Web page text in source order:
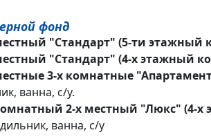
фонд
"Стандарт" (5-ти этажный
"Стандарт" (4-х этажный
3-х комнатные
ванна, с/у.
2-х местный "Люкс" (4-х
ванна, с/у